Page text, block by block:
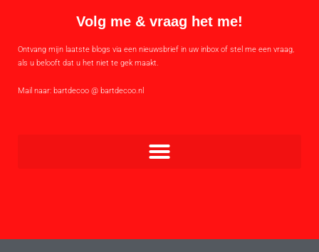
Volg me & vraag het me!
Ontvang mijn laatste blogs via een nieuwsbrief in uw inbox of stel me een vraag,
als u belooft dat u het niet te gek maakt.
Mail naar: bartdecoo @ bartdecoo.nl